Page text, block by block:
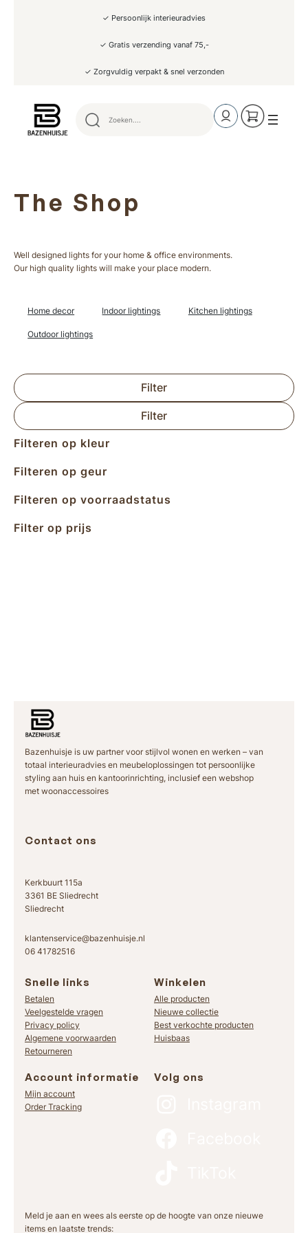
✓ Persoonlijk interieuradvies
✓ Gratis verzending vanaf 75,-
✓ Zorgvuldig verpakt & snel verzonden
The Shop
Well designed lights for your home & office environments.
Our high quality lights will make your place modern.
Home decor Indoor lightings Kitchen lightings
Outdoor lightings
Filter
Filter
Filteren op kleur
Filteren op geur
Filteren op voorraadstatus
Filter op prijs
Bazenhuisje is uw partner voor stijlvol wonen en werken – van
totaal interieuradvies en meubeloplossingen tot persoonlijke
styling aan huis en kantoorinrichting, inclusief een webshop
met woonaccessoires
Contact ons
Kerkbuurt 115a
3361 BE Sliedrecht
Sliedrecht
klantenservice@bazenhuisje.nl
06 41782516
Snelle links
Betalen
Veelgestelde vragen
Privacy policy
Algemene voorwaarden
Retourneren
Winkelen
Alle producten
Nieuwe collectie
Best verkochte producten
Huisbaas
Account informatie
Mijn account
Order Tracking
Volg ons
Meld je aan en wees als eerste op de hoogte van onze nieuwe
items en laatste trends: